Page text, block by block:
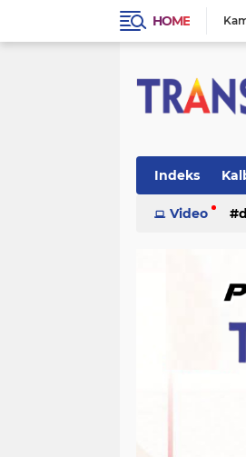
HOME
Indeks
ketapang
Video